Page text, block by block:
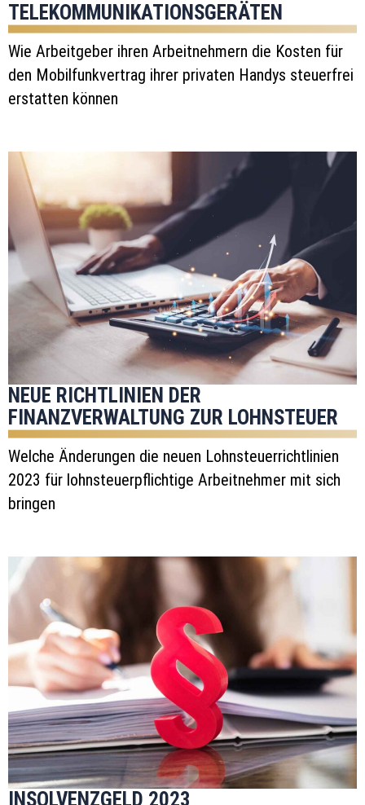
TELEKOMMUNIKATIONSGERÄTEN
Wie Arbeitgeber ihren Arbeitnehmern die Kosten für
den Mobilfunkvertrag ihrer privaten Handys steuerfrei
erstatten können
NEUE RICHTLINIEN DER
FINANZVERWALTUNG ZUR LOHNSTEUER
Welche Änderungen die neuen Lohnsteuerrichtlinien
2023 für lohnsteuerpflichtige Arbeitnehmer mit sich
bringen
INSOLVENZGELD 2023